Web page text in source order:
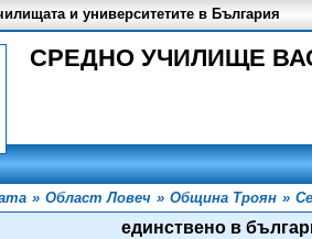
СРЕДНО УЧИЛИЩЕ
и университетите в България
» Област Ловеч » Община Троян »
единствено в